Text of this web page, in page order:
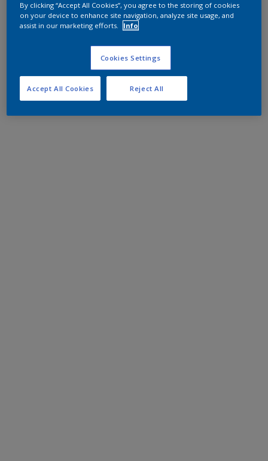
By clicking “Accept All Cookies”, you agree to the storing of cookies
on your device to enhance site navigation, analyze site usage, and
assist in our marketing efforts.
Info
Cookies Settings
Reject All
Accept All Cookies